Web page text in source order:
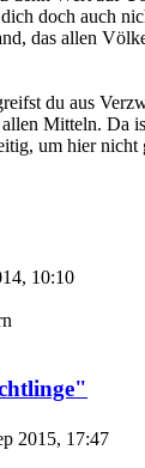
doch auch
das allen
du aus
allen Mitteln. Da
um hier nicht
10:10
2015, 17:47